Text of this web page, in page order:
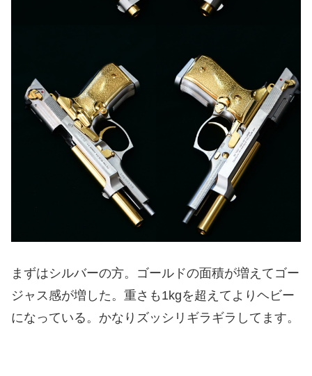
まずはシルバーの方。ゴールドの面積が増えてゴー
ジャス感が増した。重さも1kgを超えてよりヘビー
になっている。かなりズッシリギラギラしてます。